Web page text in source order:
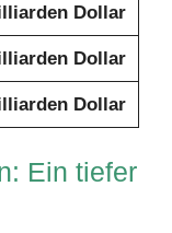
Dollar
Dollar
Dollar
Ein tiefer